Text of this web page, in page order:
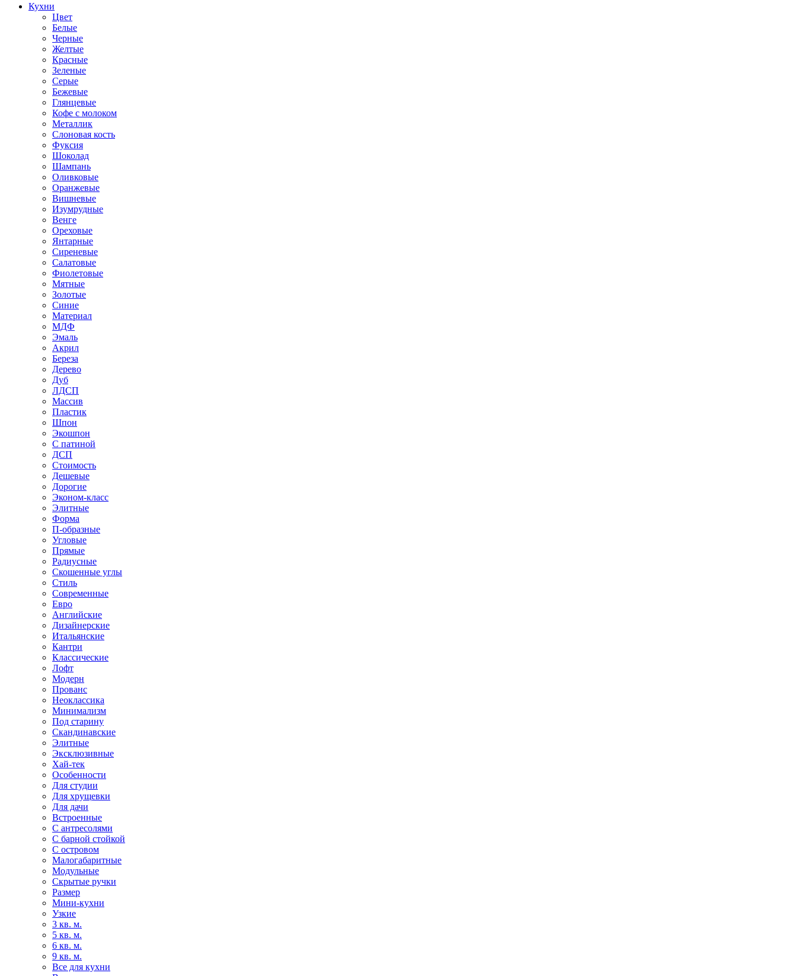
Кухни
Цвет
Белые
Черные
Желтые
Красные
Зеленые
Серые
Бежевые
Глянцевые
Кофе с молоком
Металлик
Слоновая кость
Фуксия
Шоколад
Шампань
Оливковые
Оранжевые
Вишневые
Изумрудные
Венге
Ореховые
Янтарные
Сиреневые
Салатовые
Фиолетовые
Мятные
Золотые
Синие
Материал
МДФ
Эмаль
Акрил
Береза
Дерево
Дуб
ЛДСП
Массив
Пластик
Шпон
Экошпон
С патиной
ДСП
Стоимость
Дешевые
Дорогие
Эконом-класс
Элитные
Форма
П-образные
Угловые
Прямые
Радиусные
Скошенные углы
Стиль
Современные
Евро
Английские
Дизайнерские
Итальянские
Кантри
Классические
Лофт
Модерн
Прованс
Неоклассика
Минимализм
Под старину
Скандинавские
Элитные
Эксклюзивные
Хай-тек
Особенности
Для студии
Для хрущевки
Для дачи
Встроенные
С антресолями
С барной стойкой
С островом
Малогабаритные
Модульные
Скрытые ручки
Размер
Мини-кухни
Узкие
3 кв. м.
5 кв. м.
6 кв. м.
9 кв. м.
Все для кухни